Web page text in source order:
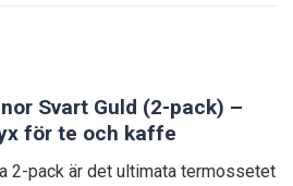
Svart Guld (2-pack) –
för te och kaffe
2-pack är det ultimata termossetet